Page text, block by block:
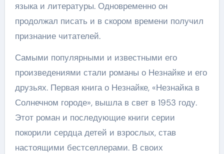
языка и литературы. Одновременно он
продолжал писать и в скором времени получил
признание читателей.
Самыми популярными и известными его
произведениями стали романы о Незнайке и его
друзьях. Первая книга о Незнайке, «Незнайка в
Солнечном городе», вышла в свет в 1953 году.
Этот роман и последующие книги серии
покорили сердца детей и взрослых, став
настоящими бестселлерами. В своих